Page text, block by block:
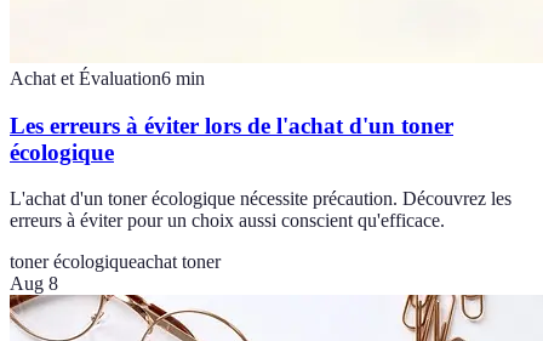
Achat et Évaluation6 min
Les erreurs à éviter lors de l'achat d'un toner
écologique
L'achat d'un toner écologique nécessite précaution. Découvrez les
erreurs à éviter pour un choix aussi conscient qu'efficace.
toner écologiqueachat toner
Aug 8